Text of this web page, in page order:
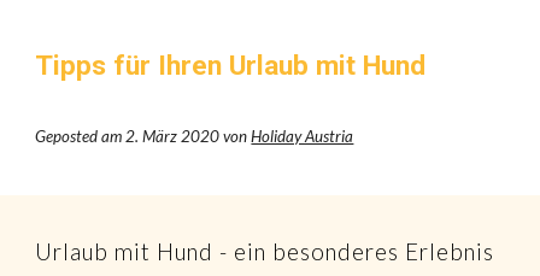
Tipps für Ihren Urlaub mit Hund
Geposted am 2. März 2020 vonHoliday Austria
Urlaub mit Hund - ein besonderes Erlebnis